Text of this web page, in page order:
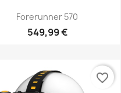
Vorschau
Forerunner 570
549,99 €
favorite_border